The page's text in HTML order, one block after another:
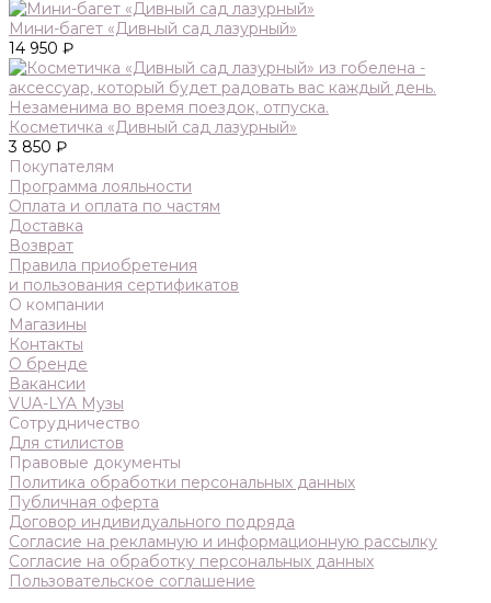
Мини-багет «Дивный сад лазурный»
14 950 ₽
Косметичка «Дивный сад лазурный»
3 850 ₽
Покупателям
Программа лояльности
Оплата и оплата по частям
Доставка
Возврат
Правила приобретения
и пользования сертификатов
О компании
Магазины
Контакты
О бренде
Вакансии
VUA-LYA Музы
Сотрудничество
Для стилистов
Правовые документы
Политика обработки персональных данных
Публичная оферта
Договор индивидуального подряда
Согласие на рекламную и информационную рассылку
Согласие на обработку персональных данных
Пользовательское соглашение